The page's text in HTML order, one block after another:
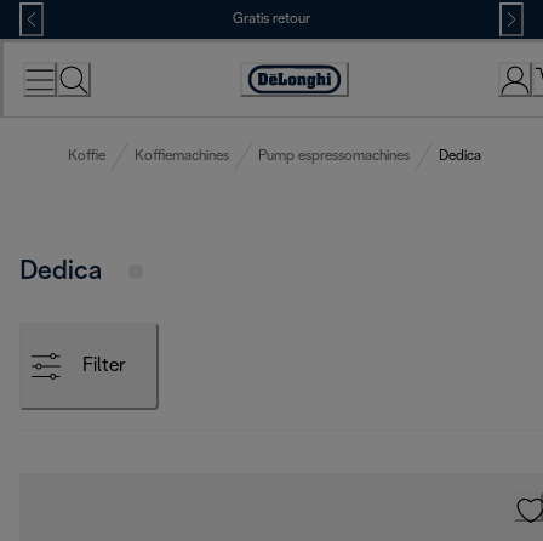
Skip
to
Content
Gratis retour
Accessibility
Koffie Koffiemachines Pump espressomachines Dedica
Dedica
Filter